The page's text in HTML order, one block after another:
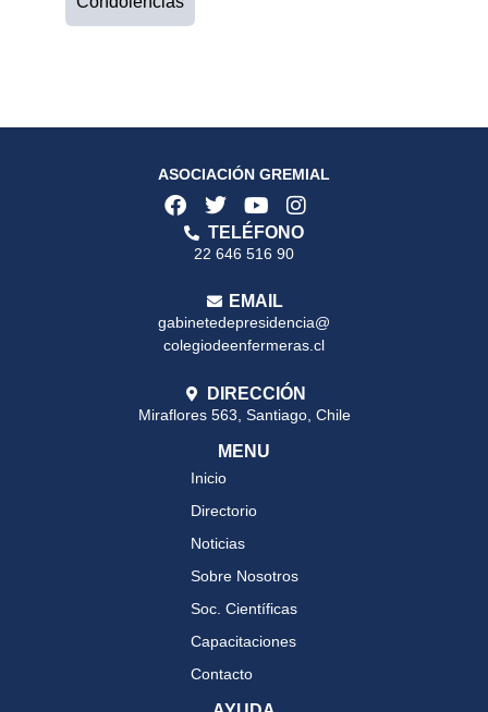
ASOCIACIÓN GREMIAL
TELÉFONO
22 646 516 90
EMAIL
gabinetedepresidencia@
colegiodeenfermeras.cl
DIRECCIÓN
Miraflores 563, Santiago, Chile
MENU
Inicio
Directorio
Noticias
Sobre Nosotros
Soc. Científicas
Capacitaciones
Contacto